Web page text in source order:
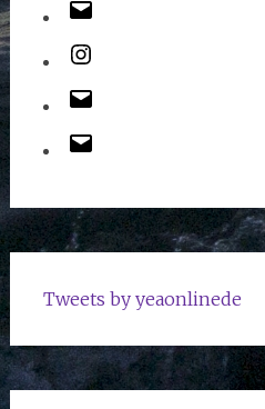
Tweets by yeaonlinede